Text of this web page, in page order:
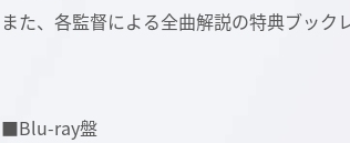
また、各監督による全曲解説の特典ブック
■Blu-ray盤